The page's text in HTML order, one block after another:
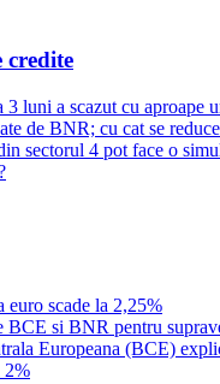
credite
luni a scazut cu aproape
de BNR; cu cat se
sectorul 4 pot face o
euro scade la 2,25%
BCE si BNR pentru
Europeana (BCE)
2%